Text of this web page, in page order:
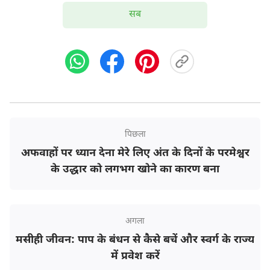
में बात की, और उनमें से कुछ ने मुझसे कहा, "आपको आत्म-
जाते हैं।" कुछ अन्य लोगों ने कहा, "उतार-चढ़ाव का यह पड़ाव
पूरी तरह से सामान्य है, लेकिन हमारे बदलाव हमेशा ऊपर की ओर
तरह सम्पूर्ण है और वह हमारे जीवन में अपना कार्य शुरू करेंगे
ताकि हम नव-निर्मित लोग बनें।" मैंने भी यह सोचकर खुद को
सब
पिछला
अफवाहों पर ध्यान देना मेरे लिए अंत के दिनों के परमेश्वर
के उद्धार को लगभग खोने का कारण बना
अगला
मसीही जीवन: पाप के बंधन से कैसे बचें और स्वर्ग के राज्य
में प्रवेश करें